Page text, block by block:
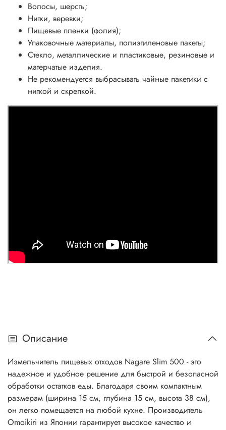
Волосы, шерсть;
Нитки, веревки;
Пищевые пленки (фолия);
Упаковочные материалы, полиэтиленовые пакеты;
Стекло, металлические и пластиковые, резиновые и
матерчатые изделия.
Не рекомендуется выбрасывать чайные пакетики с
ниткой и скрепкой.
Описание
Измельчитель пищевых отходов Nagare Slim 500 - это
надежное и удобное решение для быстрой и безопасной
обработки остатков еды. Благодаря своим компактным
размерам (ширина 15 см, глубина 15 см, высота 38 см),
он легко помещается на любой кухне. Производитель
Omoikiri из Японии гарантирует высокое качество и